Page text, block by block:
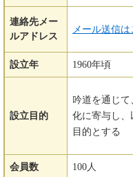
連絡先メー
ルアドレス
メール送信は
設立年 1960年頃
設立目的
吟道を通じ
化に寄与し、
目的とする
会員数 100人